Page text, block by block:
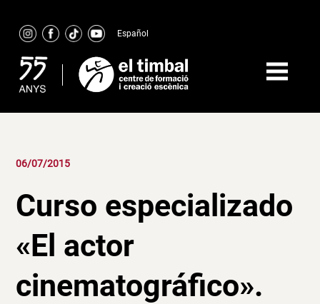
content
Español
06/07/2015
Curso especializado
«El actor
cinematográfico».